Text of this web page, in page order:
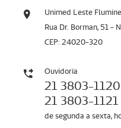
Unimed Leste
Rua Dr. Borman, 51 -
CEP: 24020-320
Ouvidoria
21 3803-1120
21 3803-1121
de segunda a sexta,